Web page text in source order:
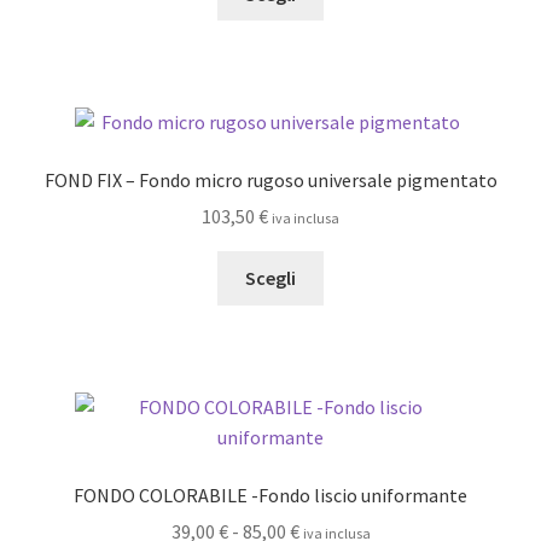
Le
possono
essere
FOND FIX – Fondo micro rugoso universale pigmentato
103,50 € iva inclusa
Scegli
Le
opzioni
essere
FONDO COLORABILE -Fondo liscio uniformante
39,00 € - 85,00 €Fascia
iva inclusa